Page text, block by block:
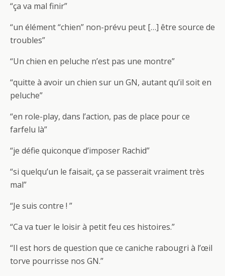
“ça va mal finir”
“un élément “chien” non-prévu peut […] être source de
troubles”
“Un chien en peluche n’est pas une montre”
“quitte à avoir un chien sur un GN, autant qu’il soit en
peluche”
“en role-play, dans l’action, pas de place pour ce
farfelu là”
“je défie quiconque d’imposer Rachid”
“si quelqu’un le faisait, ça se passerait vraiment très
mal”
“Je suis contre ! ”
“Ca va tuer le loisir à petit feu ces histoires.”
“Il est hors de question que ce caniche rabougri à l’œil
torve pourrisse nos GN.”